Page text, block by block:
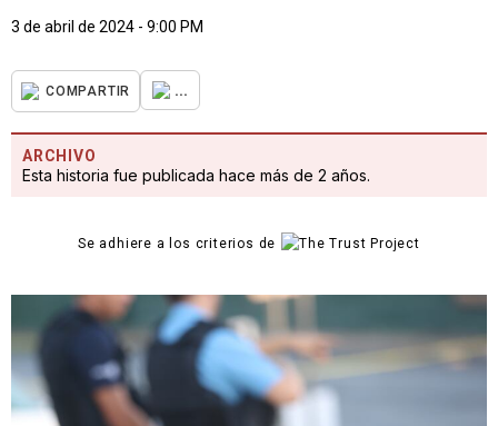
3 de abril de 2024 - 9:00 PM
COMPARTIR ...
ARCHIVO
Esta historia fue publicada hace más de 2 años.
Se adhiere a los criterios de